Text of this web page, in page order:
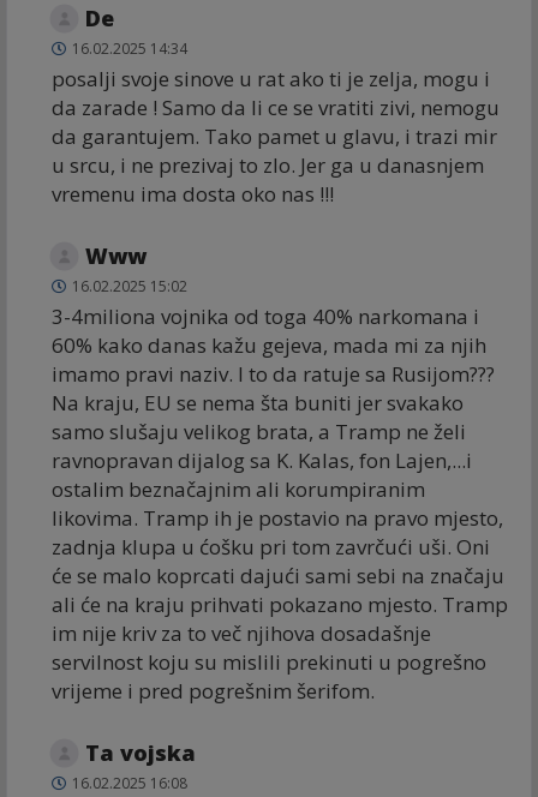
De
16.02.2025 14:34
posalji svoje sinove u rat ako ti je zelja, mogu i
da zarade ! Samo da li ce se vratiti zivi, nemogu
da garantujem. Tako pamet u glavu, i trazi mir
u srcu, i ne prezivaj to zlo. Jer ga u danasnjem
vremenu ima dosta oko nas !!!
Www
16.02.2025 15:02
3-4miliona vojnika od toga 40% narkomana i
60% kako danas kažu gejeva, mada mi za njih
imamo pravi naziv. I to da ratuje sa Rusijom???
Na kraju, EU se nema šta buniti jer svakako
samo slušaju velikog brata, a Tramp ne želi
ravnopravan dijalog sa K. Kalas, fon Lajen,...i
ostalim beznačajnim ali korumpiranim
likovima. Tramp ih je postavio na pravo mjesto,
zadnja klupa u ćošku pri tom zavrčući uši. Oni
će se malo koprcati dajući sami sebi na značaju
ali će na kraju prihvati pokazano mjesto. Tramp
im nije kriv za to več njihova dosadašnje
servilnost koju su mislili prekinuti u pogrešno
vrijeme i pred pogrešnim šerifom.
Ta vojska
16.02.2025 16:08